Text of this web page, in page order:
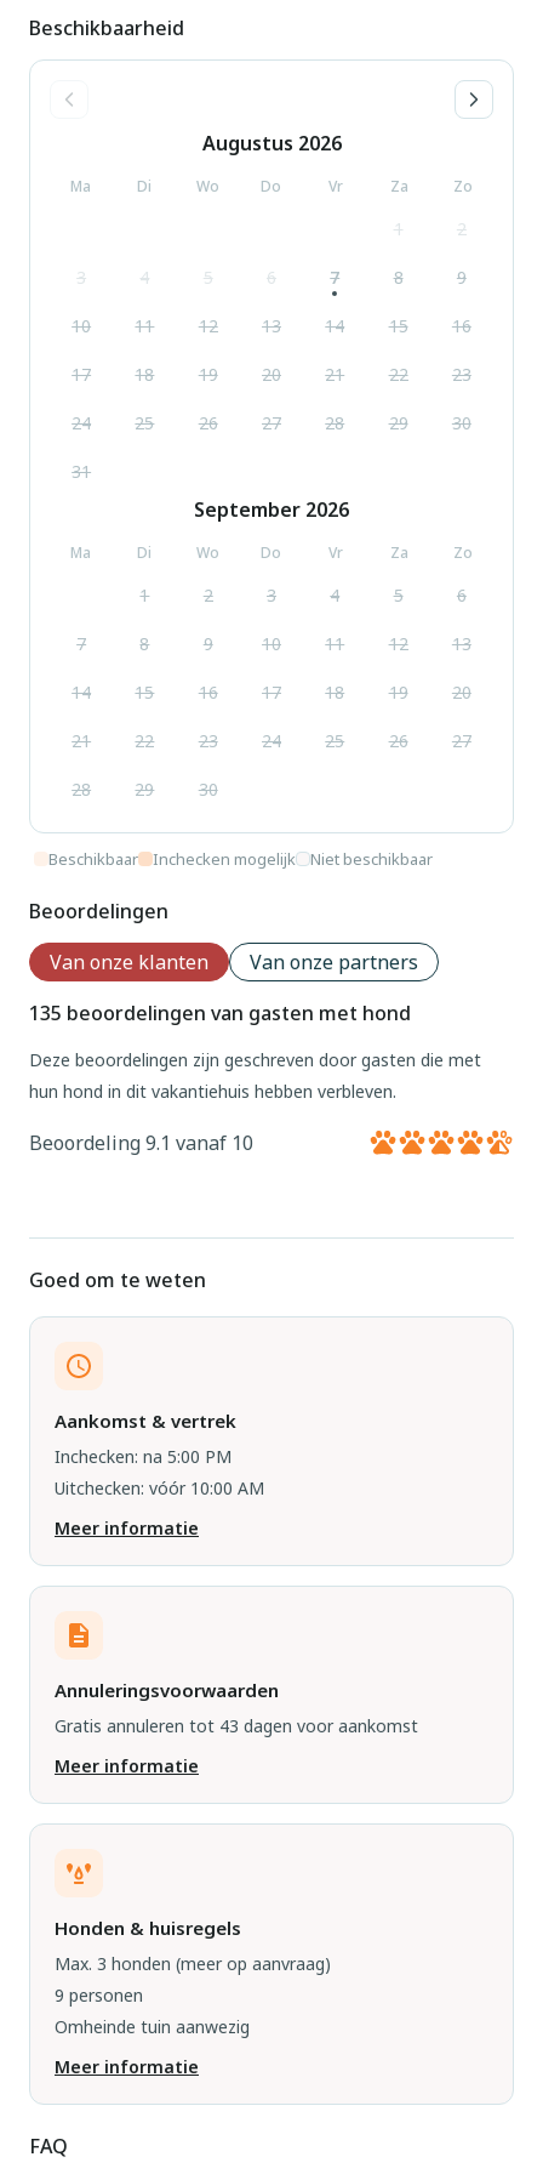
Beschikbaarheid
Augustus 2026
Ma Di Wo Do Vr Za Zo
1 2
3 4 5 6 7 8 9
10 11 12 13 14 15 16
17 18 19 20 21 22 23
24 25 26 27 28 29 30
31
September 2026
Ma Di Wo Do Vr Za Zo
1 2 3 4 5 6
7 8 9 10 11 12 13
14 15 16 17 18 19 20
21 22 23 24 25 26 27
28 29 30
Beschikbaar Inchecken mogelijk Niet beschikbaar
Beoordelingen
Van onze klanten
Van onze partners
135 beoordelingen van gasten met hond
Deze beoordelingen zijn geschreven door gasten die met
hun hond in dit vakantiehuis hebben verbleven.
Beoordeling 9.1 vanaf 10
Goed om te weten
Aankomst & vertrek
Inchecken: na 5:00 PM
Uitchecken: vóór 10:00 AM
Meer informatie
Annuleringsvoorwaarden
Gratis annuleren tot 43 dagen voor aankomst
Meer informatie
Honden & huisregels
Max. 3 honden (meer op aanvraag)
9 personen
Omheinde tuin aanwezig
Meer informatie
FAQ